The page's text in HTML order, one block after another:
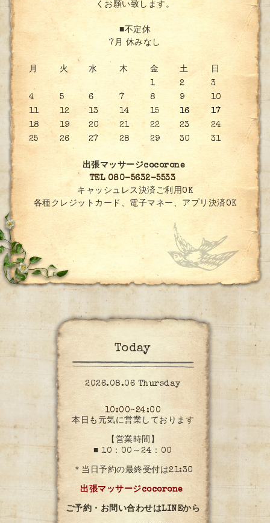
くお願い致します。
■不定休
7月 休みなし
月 火 水 木 金 土
日
1
2
3
4
5 6 7 8 9
10
11
12 13 14 15 16
17
18
19 20 21 22 23
24
25
26 27 28 29 30 31
出張マッサージcocorone
TEL 080-5632-5533
キャッシュレス決済ご利用OK
各種クレジットカード、電子マネー、アプリ決済OK
Today
2026.08.06 Thursday
10:00~24:00
本日も元気に営業しております
【営業時間】
■ 10：00～24：00
＊当日予約の最終受付は21:30
出張マッサージcocorone
ご予約・お問い合わせはLINEから